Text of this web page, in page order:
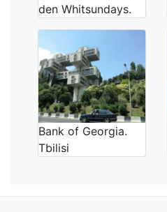
den Whitsundays.
Bank of Georgia.
Tbilisi